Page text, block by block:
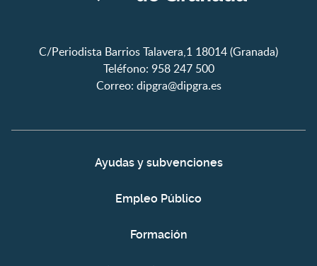
C/Periodista Barrios Talavera,1 18014 (Granada)
Teléfono: 958 247 500
Correo: dipgra@dipgra.es
Ayudas y subvenciones
Empleo Público
Formación